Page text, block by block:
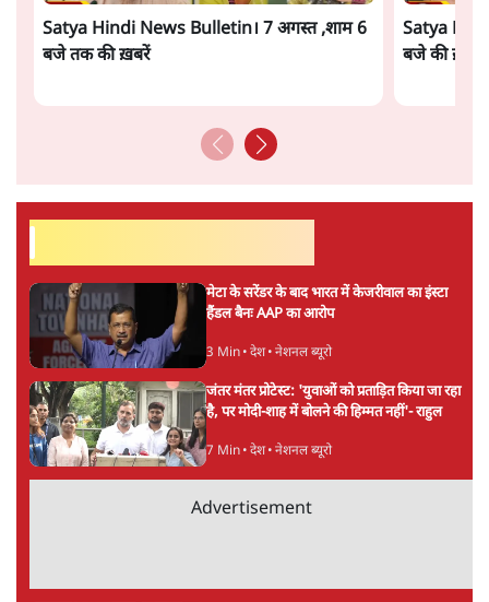
Satya Hindi News Bulletin। 7 अगस्त ,शाम 6
बजे तक की ख़बरें
Satya
बजे की ख़बरें
मेटा के सरेंडर के बाद भारत में केजरीवाल का इंस्टा
हैंडल बैनः AAP का आरोप
3 Min• देश• नेशनल ब्यूरो
जंतर मंतर प्रोटेस्ट: 'युवाओं को प्रताड़ित किया जा रहा
है, पर मोदी-शाह में बोलने की हिम्मत नहीं'- राहुल
7 Min• देश• नेशनल ब्यूरो
Advertisement